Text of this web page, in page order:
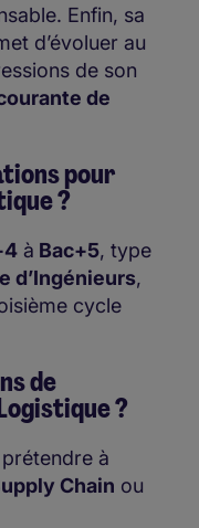
Enfin, sa
d’évoluer au
de son
de
pour
?
à Bac+5, type
d’Ingénieurs,
cycle
de
?
à
Chain ou